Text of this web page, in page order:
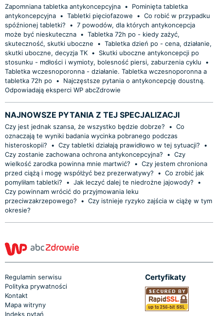
Zapomniana tabletka antykoncepcyjna •
Pominięta tabletka
antykoncepcyjna • Tabletki pięciofazowe • Co robić w przypadku
spóźnionej tabletki?
• 7 powodów, dla których antykoncepcja
może być nieskuteczna • Tabletka 72h po - kiedy zażyć,
skuteczność, skutki uboczne
• Tabletka dzień po - cena, działanie,
skutki uboczne, decyzja TK •
Skutki uboczne antykoncepcji po
stosunku - mdłości i wymioty, bolesność piersi, zaburzenia cyklu
•
Tabletka wczesnoporonna - działanie. Tabletka wczesnoporonna a
tabletka 72h po
•
Najczęstsze pytania o antykoncepcję doustną.
Odpowiadają eksperci WP abcZdrowie
NAJNOWSZE PYTANIA Z TEJ SPECJALIZACJI
Czy jest jednak szansa, że wszystko będzie dobrze? • Co
oznaczają te wyniki badania wycinka pobranego podczas
histeroskopii?
• Czy tabletki działają prawidłowo w tej sytuacji?
•
Czy zostanie zachowana ochrona antykoncepcyjna?
• Czy
wielkość zarodka powinna mnie martwić?
• Czy jestem chroniona
przed ciążą i mogę współżyć bez prezerwatywy?
• Co zrobić jak
pomyliłam tabletki?
• Jak leczyć dalej te niedrożne jajowody?
•
Czy powinnam wrócić do przyjmowania leku
przeciwzakrzepowego?
• Czy istnieje ryzyko zajścia w ciążę w tym
okresie?
Regulamin serwisu
Polityka prywatności
Kontakt
Mapa witryny
Indeks pytań
Certyfikaty